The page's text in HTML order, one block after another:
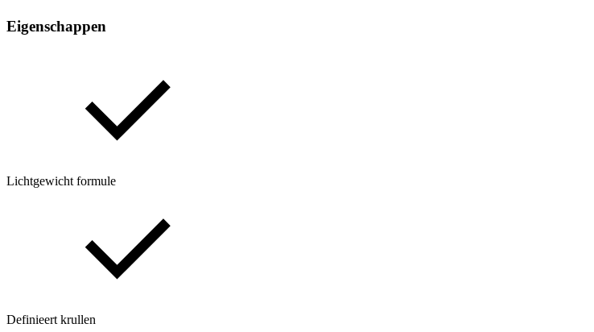
Eigenschappen
Lichtgewicht formule
Definieert krullen